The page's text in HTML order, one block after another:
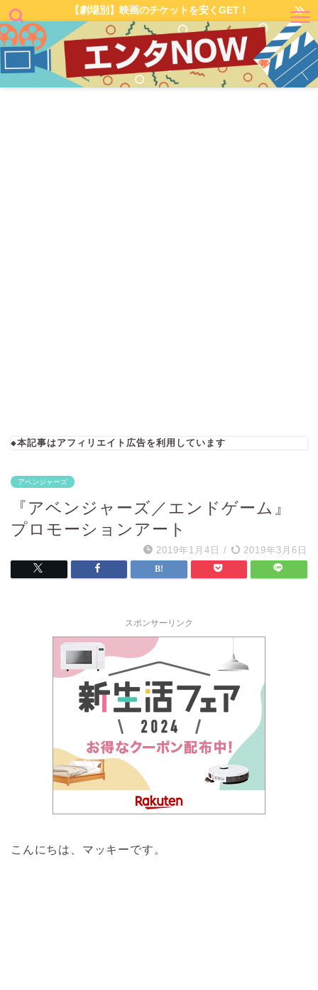
【劇場別】映画のチケットを安くGET！
◆本記事はアフィリエイト広告を利用しています
アベンジャーズ
『アベンジャーズ／エンドゲーム』
プロモーションアート
2019年1月4日 / 2019年3月6日
スポンサーリンク
こんにちは、マッキーです。